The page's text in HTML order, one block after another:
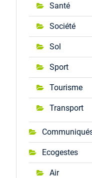
Santé
Société
Sol
Sport
Tourisme
Transport
Ecogestes
Air